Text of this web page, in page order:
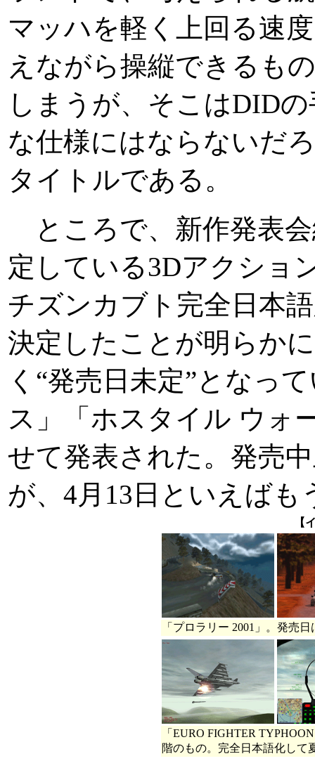
マッハを軽く上回る速
えながら操縦できるも
しまうが、そこはDID
な仕様にはならないだ
タイトルである。
ところで、新作発表
定している3Dアクショ
チズンカブト完全日本
決定したことが明らか
く“発売日未定”となっ
ス」「ホスタイル ウォ
せて発表された。発売
が、4月13日といえば
【
「プロラリー 2001」。発売
「EURO FIGHTER
階のもの。完全日本語化して